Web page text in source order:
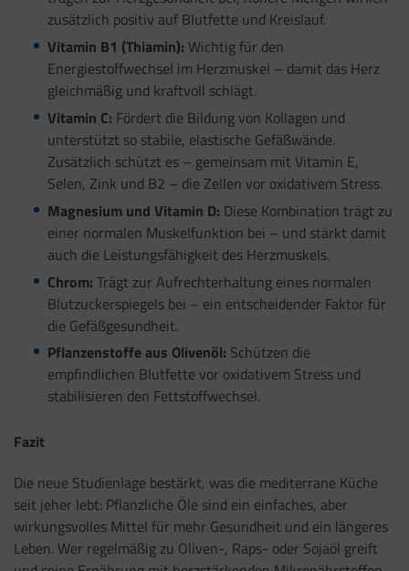
zusätzlich positiv auf Blutfette und Kreislauf.
Vitamin B1 (Thiamin): Wichtig für den
Energiestoffwechsel im Herzmuskel – damit das Herz
gleichmäßig und kraftvoll schlägt.
Vitamin C: Fördert die Bildung von Kollagen und
unterstützt so stabile, elastische Gefäßwände.
Zusätzlich schützt es – gemeinsam mit Vitamin E,
Selen, Zink und B2 – die Zellen vor oxidativem Stress.
Magnesium und Vitamin D: Diese Kombination trägt zu
einer normalen Muskelfunktion bei – und stärkt damit
auch die Leistungsfähigkeit des Herzmuskels.
Chrom: Trägt zur Aufrechterhaltung eines normalen
Blutzuckerspiegels bei – ein entscheidender Faktor für
die Gefäßgesundheit.
Pflanzenstoffe aus Olivenöl: Schützen die
empfindlichen Blutfette vor oxidativem Stress und
stabilisieren den Fettstoffwechsel.
Fazit
Die neue Studienlage bestärkt, was die mediterrane Küche
seit jeher lebt: Pflanzliche Öle sind ein einfaches, aber
wirkungsvolles Mittel für mehr Gesundheit und ein längeres
Leben. Wer regelmäßig zu Oliven-, Raps- oder Sojaöl greift